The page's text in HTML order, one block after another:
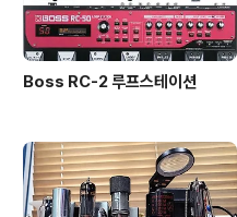
Boss RC-2 루프스테이션